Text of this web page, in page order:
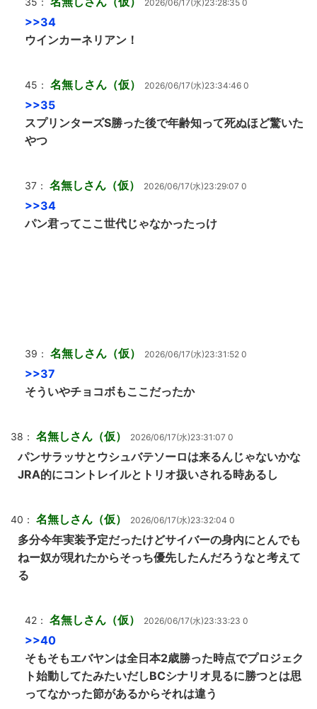
2026/06/17(水)23:28:35 0
>>34
ウインカーネリアン！
45： 名無しさん（仮） 2026/06/17(水)23:34:46 0
>>35
スプリンターズS勝った後で年齢知って死ぬほど驚いた
やつ
37： 名無しさん（仮） 2026/06/17(水)23:29:07 0
>>34
パン君ってここ世代じゃなかったっけ
39： 名無しさん（仮） 2026/06/17(水)23:31:52 0
>>37
そういやチョコボもここだったか
38： 名無しさん（仮） 2026/06/17(水)23:31:07 0
パンサラッサとウシュバテソーロは来るんじゃないかな
JRA的にコントレイルとトリオ扱いされる時あるし
40： 名無しさん（仮） 2026/06/17(水)23:32:04 0
多分今年実装予定だったけどサイバーの身内にとんでも
ねー奴が現れたからそっち優先したんだろうなと考えて
る
42： 名無しさん（仮） 2026/06/17(水)23:33:23 0
>>40
そもそもエバヤンは全日本2歳勝った時点でプロジェク
ト始動してたみたいだしBCシナリオ見るに勝つとは思
ってなかった節があるからそれは違う